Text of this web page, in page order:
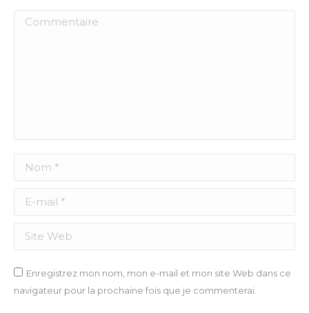
Commentaire
Nom *
E-mail *
Site Web
Enregistrez mon nom, mon e-mail et mon site Web dans ce
navigateur pour la prochaine fois que je commenterai.